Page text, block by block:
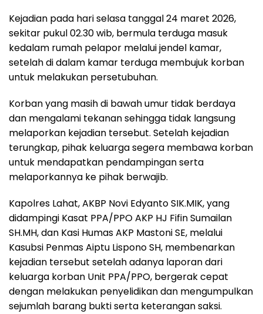
Kejadian pada hari selasa tanggal 24 maret 2026,
sekitar pukul 02.30 wib, bermula terduga masuk
kedalam rumah pelapor melalui jendel kamar,
setelah di dalam kamar terduga membujuk korban
untuk melakukan persetubuhan.
Korban yang masih di bawah umur tidak berdaya
dan mengalami tekanan sehingga tidak langsung
melaporkan kejadian tersebut. Setelah kejadian
terungkap, pihak keluarga segera membawa korban
untuk mendapatkan pendampingan serta
melaporkannya ke pihak berwajib.
Kapolres Lahat, AKBP Novi Edyanto SIK.MIK, yang
didampingi Kasat PPA/PPO AKP HJ Fifin Sumailan
SH.MH, dan Kasi Humas AKP Mastoni SE, melalui
Kasubsi Penmas Aiptu Lispono SH, membenarkan
kejadian tersebut setelah adanya laporan dari
keluarga korban Unit PPA/PPO, bergerak cepat
dengan melakukan penyelidikan dan mengumpulkan
sejumlah barang bukti serta keterangan saksi.